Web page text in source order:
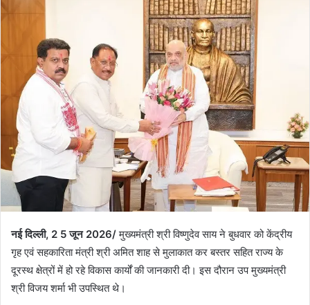
नई दिल्ली, 2 5 जून 2026/मुख्यमंत्री श्री विष्णुदेव साय ने बुधवार को केंद्रीय
गृह एवं सहकारिता मंत्री श्री अमित शाह से मुलाकात कर बस्तर सहित राज्य के
दूरस्थ क्षेत्रों में हो रहे विकास कार्यों की जानकारी दी। इस दौरान उप मुख्यमंत्री
श्री विजय शर्मा भी उपस्थित थे।